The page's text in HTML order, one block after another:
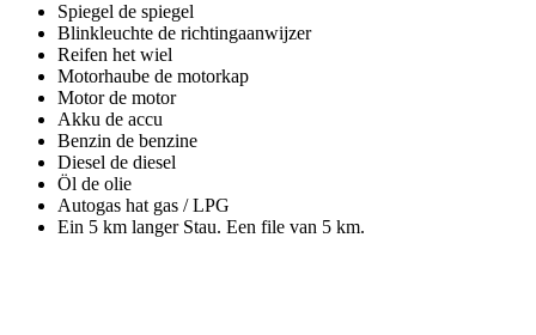
Spiegel de spiegel
Blinkleuchte de richtingaanwijzer
Reifen het wiel
Motorhaube de motorkap
Motorde motor
Akku de accu
Benzin de benzine
Diesel de diesel
Öl de olie
Autogas hat gas / LPG
Ein 5 km langer Stau. Een file van 5 km.